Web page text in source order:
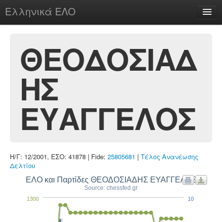
Ελληνικά ΕΛΟ
chesstu.be @ discord
Login
ΘΕΟΔΟΣΙΑΔ
ΗΣ
ΕΥΑΓΓΕΛΟΣ
Η/Γ: 12/2001, ΕΣΟ: 41878 | Fide: 25805681 | Τέλος Ανανέωσης
Δελτίου
ΕΛΟ και Παρτίδες ΘΕΟΔΟΣΙΑΔΗΣ ΕΥΑΓΓΕΛΟΣ
Source: chessfed.gr
1300 10